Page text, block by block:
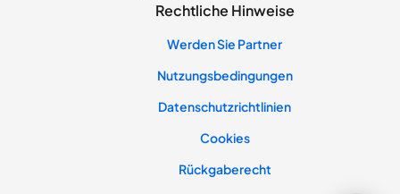
Rechtliche Hinweise
Werden Sie Partner
Nutzungsbedingungen
Datenschutzrichtlinien
Cookies
Rückgaberecht